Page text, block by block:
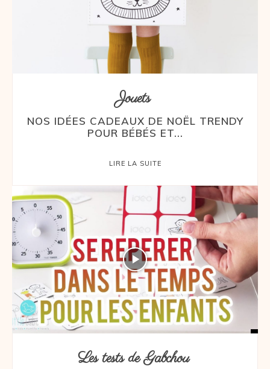
Jouets
NOS IDÉES CADEAUX DE NOËL TRENDY
POUR BÉBÉS ET...
LIRE LA SUITE
Les tests de Gabchou